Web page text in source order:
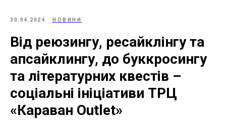
30.04.2024 НОВИНИ
Від реюзингу, ресайклінгу та
апсайклингу, до буккросингу
та літературних квестів –
соціальні ініціативи ТРЦ
«Караван Outlet»